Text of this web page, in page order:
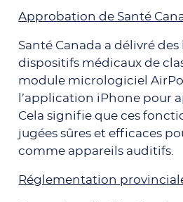
Approbation de Santé
Santé Canada a délivré
dispositifs médicaux de
module micrologiciel
l’application iPhone pour
Cela signifie que ces
jugées sûres et efficaces
comme appareils auditifs.
Réglementation